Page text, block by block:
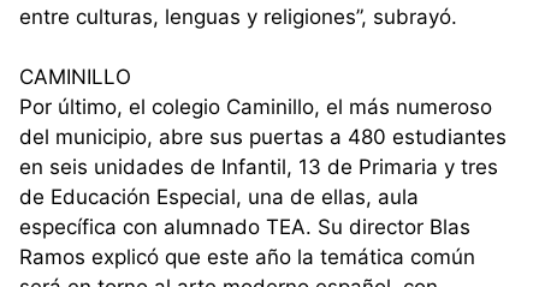
entre culturas, lenguas y religiones”, subrayó.
CAMINILLO
Por último, el colegio Caminillo, el más numeroso
del municipio, abre sus puertas a 480 estudiantes
en seis unidades de Infantil, 13 de Primaria y tres
de Educación Especial, una de ellas, aula
específica con alumnado TEA. Su director Blas
Ramos explicó que este año la temática común